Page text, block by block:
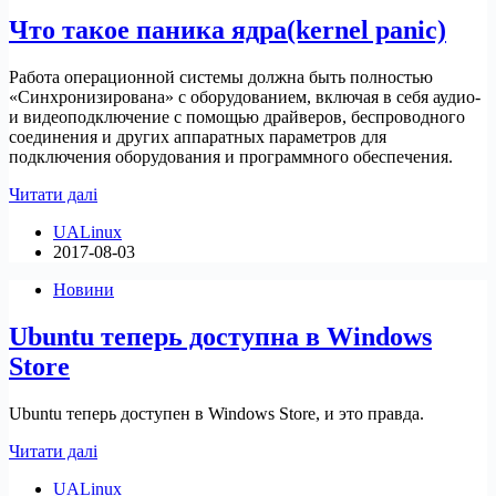
Linux
Что такое паника ядра(kernel panic)
Работа операционной системы должна быть полностью
«Синхронизирована» с оборудованием, включая в себя аудио-
и видеоподключение с помощью драйверов, беспроводного
соединения и других аппаратных параметров для
подключения оборудования и программного обеспечения.
Читати далі
паника
ядра(kernel
UALinux
2017-08-03
Новини
Ubuntu теперь доступна в Windows
Store
Ubuntu теперь доступен в Windows Store, и это правда.
Читати далі
доступна
UALinux